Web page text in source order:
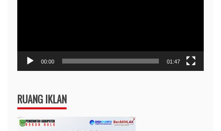
00:00 01:47
RUANG IKLAN